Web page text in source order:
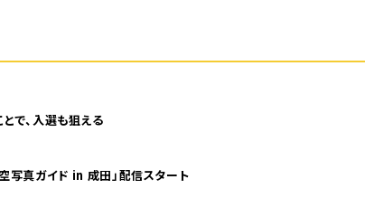
で、入選も狙える
写真ガイド in 成田」配信スタート